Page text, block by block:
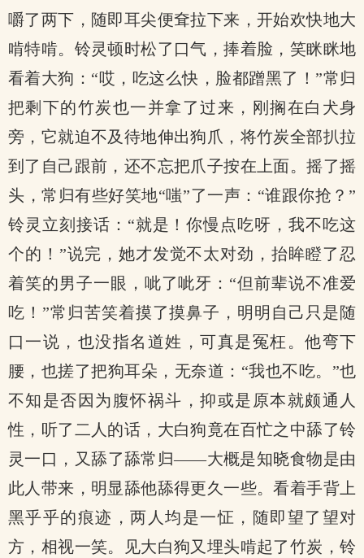
嚼了两下，随即耳尖便耷拉下来，开始欢快地大
啃特啃。铃灵顿时松了口气，捧着脸，笑眯眯地
看着大狗：“哎，吃这么快，脸都蹭黑了！”常归
把剩下的竹炭也一并拿了过来，刚搁在白犬身
旁，它就迫不及待地伸出狗爪，将竹炭全部扒拉
到了自己跟前，还不忘把爪子按在上面。摇了摇
头，常归有些好笑地“嗤”了一声：“谁跟你抢？”
铃灵立刻接话：“就是！你慢点吃呀，我不吃这
个的！”说完，她才发觉不太对劲，抬眸瞪了忍
着笑的男子一眼，呲了呲牙：“但前辈说不准爱
吃！”常归苦笑着摸了摸鼻子，明明自己只是随
口一说，也没指名道姓，可真是冤枉。他弯下
腰，也搓了把狗耳朵，无奈道：“我也不吃。”也
不知是否因为腹怀祸斗，抑或是原本就颇通人
性，听了二人的话，大白狗竟在百忙之中舔了铃
灵一口，又舔了舔常归——大概是知晓食物是由
此人带来，明显舔他舔得更久一些。看着手背上
黑乎乎的痕迹，两人均是一怔，随即望了望对
方，相视一笑。见大白狗又埋头啃起了竹炭，铃